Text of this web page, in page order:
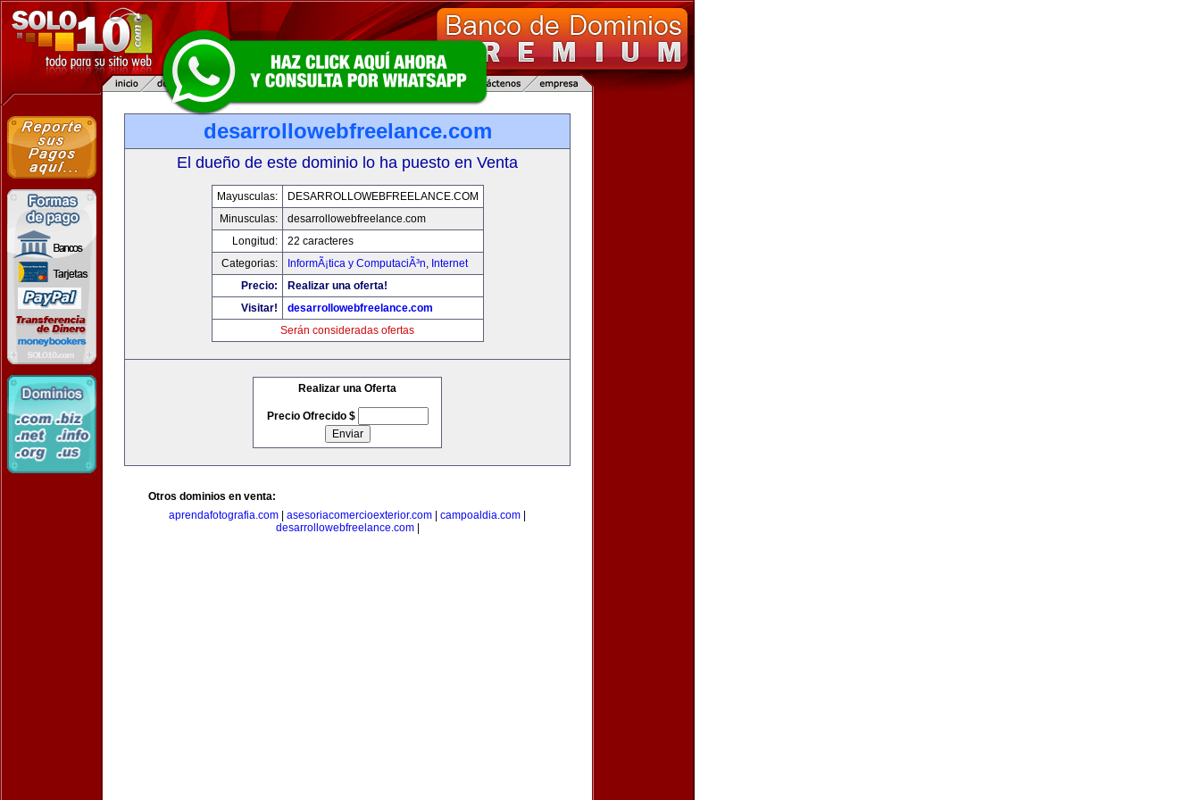
desarrollowebfreelance.com
El dueño de este dominio lo ha puesto en Venta
Mayusculas:
DESARROLLOWEBFREELANCE.COM
Minusculas:
desarrollowebfreelance.com
Longitud:
22 caracteres
Categorias:
InformÃ¡tica y ComputaciÃ³n, Internet
Precio:
Realizar una oferta!
Visitar!
desarrollowebfreelance.com
Serán consideradas ofertas
Realizar una Oferta
Precio Ofrecido $
Otros dominios en venta:
aprendafotografia.com
asesoriacomercioexterior.com campoaldia.com
desarrollowebfreelance.com|